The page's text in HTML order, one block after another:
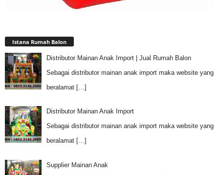
Istana Rumah Balon
Distributor Mainan Anak Import | Jual Rumah Balon
Sebagai distributor mainan anak import maka website yang
beralamat […]
Distributor Mainan Anak Import
Sebagai distributor mainan anak import maka website yang
beralamat […]
Supplier Mainan Anak